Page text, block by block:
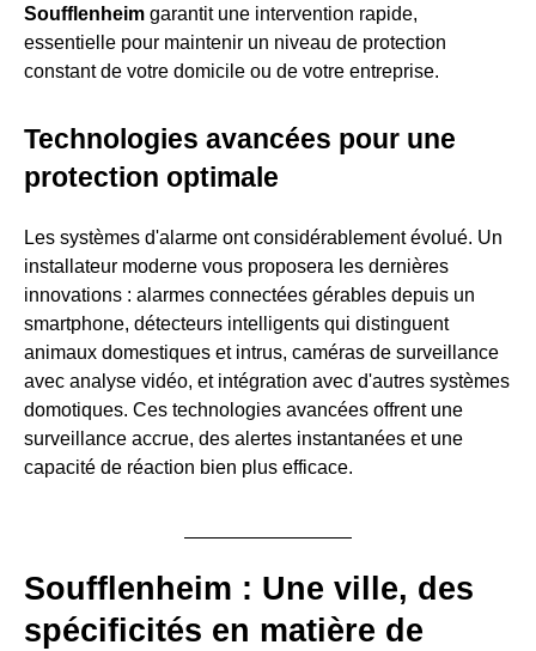
Soufflenheim garantit une intervention rapide,
essentielle pour maintenir un niveau de protection
constant de votre domicile ou de votre entreprise.
Technologies avancées pour une
protection optimale
Les systèmes d'alarme ont considérablement évolué. Un
installateur moderne vous proposera les dernières
innovations : alarmes connectées gérables depuis un
smartphone, détecteurs intelligents qui distinguent
animaux domestiques et intrus, caméras de surveillance
avec analyse vidéo, et intégration avec d'autres systèmes
domotiques. Ces technologies avancées offrent une
surveillance accrue, des alertes instantanées et une
capacité de réaction bien plus efficace.
Soufflenheim : Une ville, des
spécificités en matière de